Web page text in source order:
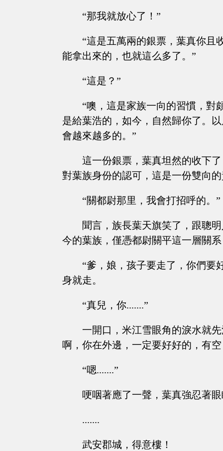
“那我就放心了！”
“這是五萬兩的銀票，葉真你且
能拿出來的，也就這么多了。”
“這是？”
“噢，這是家族一向的習慣，對
是給葉浩的，如今，自然歸你了。
會越來越多的。”
這一份銀票，葉真坦然的收下
對葉族身份的認可，這是一份雙向
“關都尉那里，我會打招呼的。”
聞言，族長葉天旗笑了，跟聰
今的葉族，僅憑都尉關平這一層關
“爹，娘，孩子要走了，你們要
身就走。
“真兒，你.......”
一開口，米江雪眼角的淚水就
啊，你在外邊，一定要好好的，有
“嗯.......”
哽咽著應了一聲，葉真強忍著
.......
武安郡城，得意樓！